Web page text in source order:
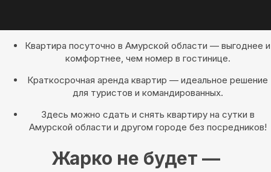
Квартира посуточно в Амурской области — выгоднее и
комфортнее, чем номер в гостинице.
Краткосрочная аренда квартир — идеальное решение
для туристов и командированных.
Здесь можно сдать и снять квартиру на сутки в
Амурской области и другом городе без посредников!
Жарко не будет —